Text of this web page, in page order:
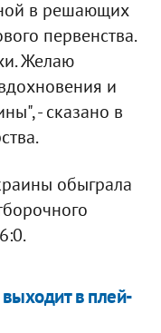
в решающих
первенства.
Желаю
и
- сказано в
обыграла
в плей-